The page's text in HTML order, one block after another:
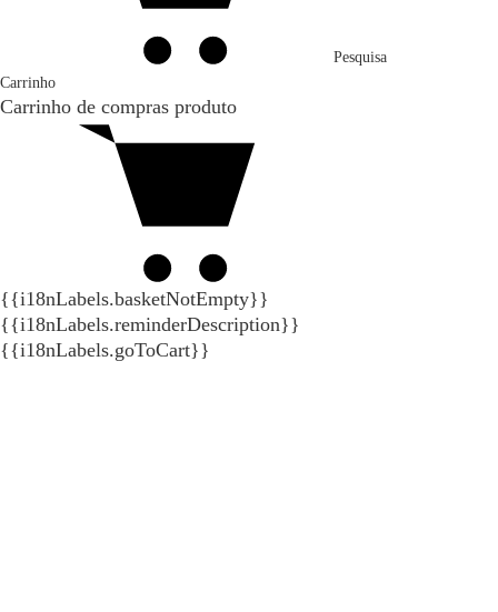
Carrinho
Carrinho de compras produto
{{i18nLabels.basketNotEmpty}}
{{i18nLabels.reminderDescription}}
{{i18nLabels.goToCart}}
Pesquisa